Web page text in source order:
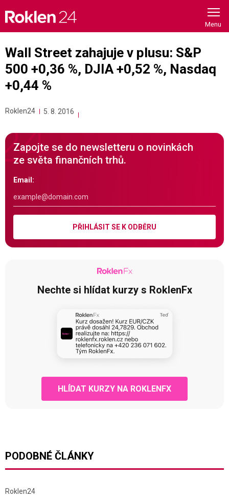
content
Wall Street zahajuje v plusu: S&P
500 +0,36 %, DJIA +0,52 %, Nasdaq
+0,44 %
Roklen24 5. 8. 2016
Zapojte se do newsletteru o novinkách
ze světa finančních trhů.
Email:
PŘIHLÁSIT SE K ODBĚRU
Nechte si hlídat kurzy s RoklenFx
HLÍDAT KURZY NA ROKLENFX
PODOBNÉ ČLÁNKY
Roklen24